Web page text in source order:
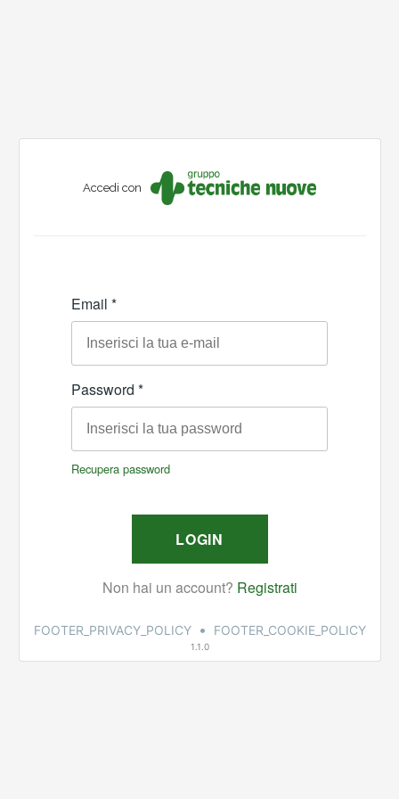
Accedi con
FOOTER_PRIVACY_POLICY • FOOTER_COOKIE_POLICY
1.1.0